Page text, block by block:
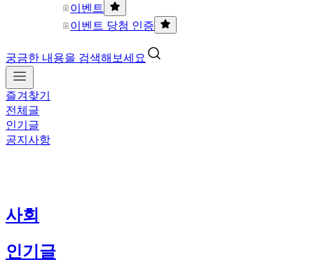
이벤트
이벤트 당첨 인증
궁금한 내용을 검색해보세요
즐겨찾기
전체글
인기글
공지사항
사회
인기글